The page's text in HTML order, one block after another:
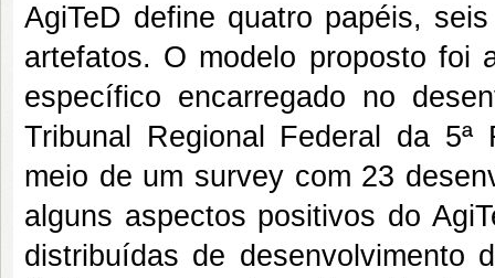
AgiTeD define quatro papéis,
artefatos. O modelo proposto foi
específico encarregado no
Tribunal Regional Federal da
meio de um surveycom 23
alguns aspectos positivos do
distribuídas de desenvolvimento